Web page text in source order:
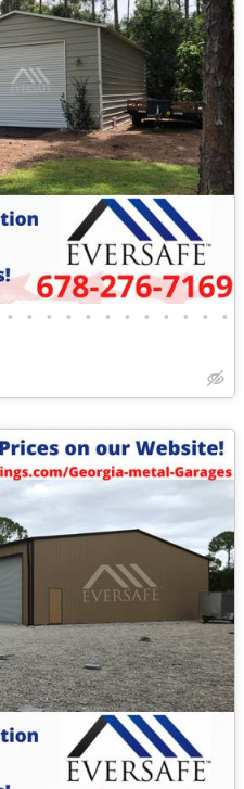
• • • • • • • • • • • •